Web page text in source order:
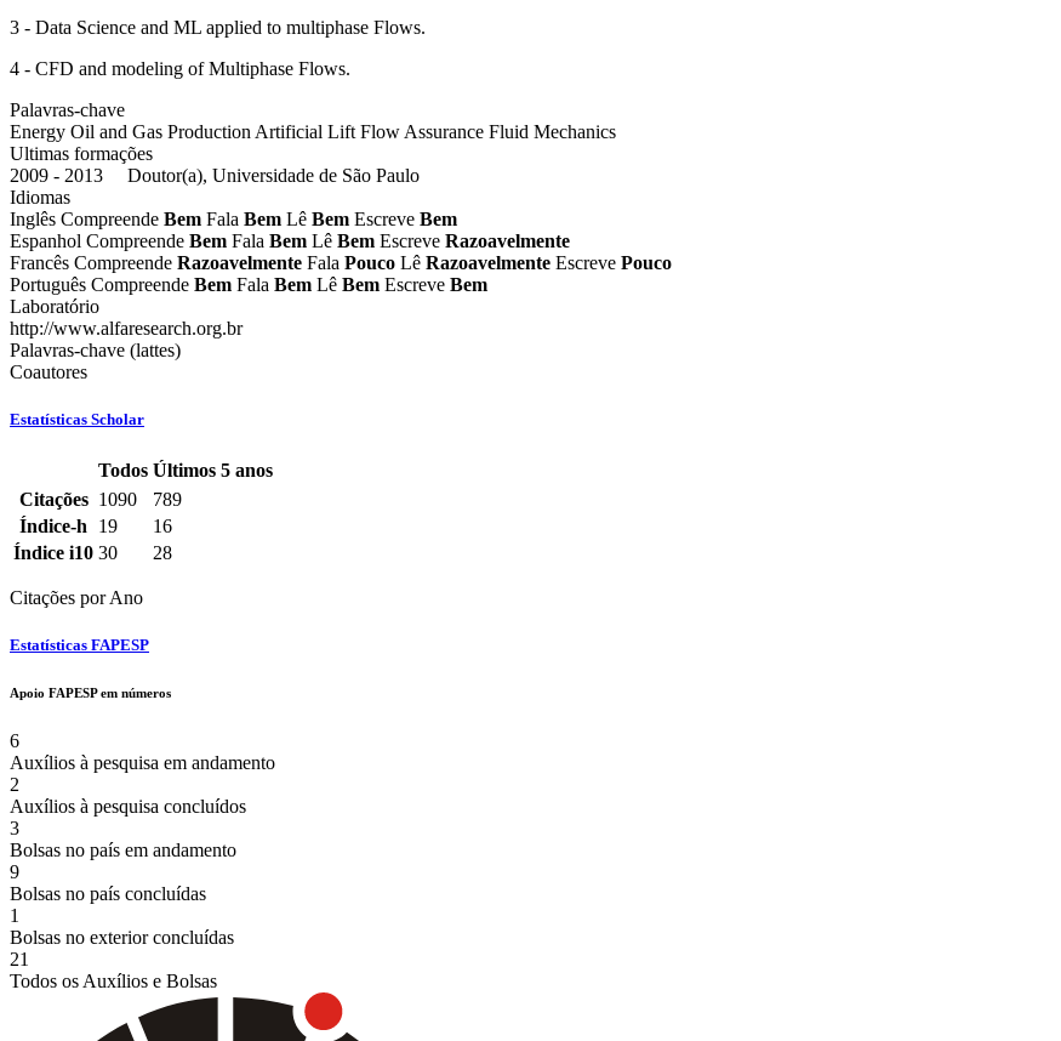
3 - Data Science and ML applied to multiphase Flows.
4 - CFD and modeling of Multiphase Flows.
Palavras-chave
Energy Oil and Gas Production Artificial Lift Flow Assurance Fluid Mechanics
Ultimas formações
2009 - 2013 Doutor(a), Universidade de São Paulo
Idiomas
Inglês Compreende Bem Fala Bem Lê Bem Escreve Bem
Espanhol Compreende Bem Fala Bem Lê Bem Escreve Razoavelmente
Francês Compreende Razoavelmente Fala Pouco Lê Razoavelmente Escreve Pouco
Português Compreende Bem Fala Bem Lê Bem Escreve Bem
Laboratório
http://www.alfaresearch.org.br
Palavras-chave (lattes)
Coautores
Estatísticas Scholar
Estatísticas
Scholar
do
docente
Todos Últimos 5 anos
Citações 1090
789
Índice-h
19
16
Índice i10 30 28
Citações por Ano
Estatísticas FAPESP
Apoio FAPESP em números
6
Auxílios à pesquisa em andamento
2
Auxílios à pesquisa concluídos
3
Bolsas no país em andamento
9
Bolsas no país concluídas
1
Bolsas no exterior concluídas
21
Todos os Auxílios e Bolsas